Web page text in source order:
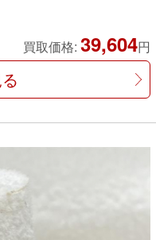
買取価格: 39,604円